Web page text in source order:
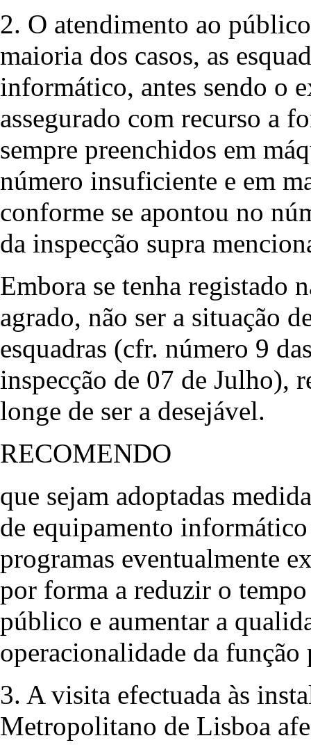
2. O atendimento ao
maioria dos casos, as
informático, antes sendo o
assegurado com recurso a
sempre preenchidos em
número insuficiente e em
conforme se apontou no
da inspecção supra
Embora se tenha registado
agrado, não ser a situação
esquadras (cfr. número 9
inspecção de 07 de Julho),
longe de ser a desejável.
RECOMENDO
que sejam adoptadas
de equipamento informático
programas eventualmente
por forma a reduzir o
público e aumentar a
operacionalidade da
3. A visita efectuada às
Metropolitano de Lisboa